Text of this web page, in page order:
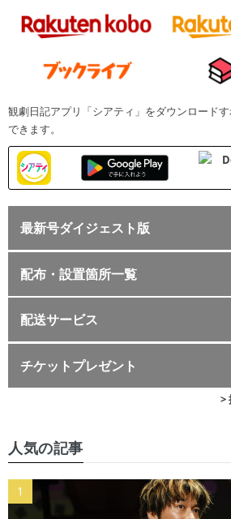
観劇日記アプリ「シアティ」をダウンロード
できます。
最新号ダイジェスト版
配布・設置箇所一覧
配送サービス
チケットプレゼント
>
人気の記事